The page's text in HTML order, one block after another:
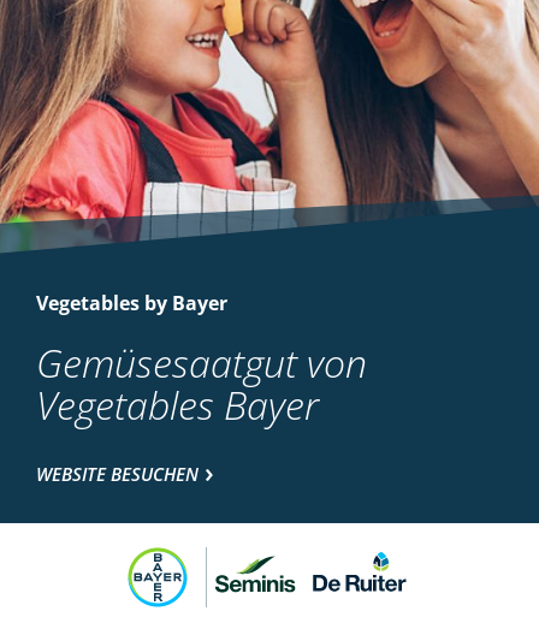
Vegetables by Bayer
Gemüsesaatgut von
Vegetables Bayer
WEBSITE BESUCHEN